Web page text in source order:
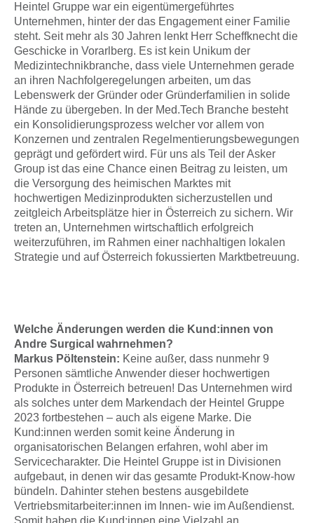
Heintel Gruppe war ein eigentümergeführtes
Unternehmen, hinter der das Engagement einer Familie
steht. Seit mehr als 30 Jahren lenkt Herr Scheffknecht die
Geschicke in Vorarlberg. Es ist kein Unikum der
Medizintechnikbranche, dass viele Unternehmen gerade
an ihren Nachfolgeregelungen arbeiten, um das
Lebenswerk der Gründer oder Gründerfamilien in solide
Hände zu übergeben. In der Med.Tech Branche besteht
ein Konsolidierungsprozess welcher vor allem von
Konzernen und zentralen Regelmentierungsbewegungen
geprägt und gefördert wird. Für uns als Teil der Asker
Group ist das eine Chance einen Beitrag zu leisten, um
die Versorgung des heimischen Marktes mit
hochwertigen Medizinprodukten sicherzustellen und
zeitgleich Arbeitsplätze hier in Österreich zu sichern. Wir
treten an, Unternehmen wirtschaftlich erfolgreich
weiterzuführen, im Rahmen einer nachhaltigen lokalen
Strategie und auf Österreich fokussierten Marktbetreuung.
Welche Änderungen werden die Kund:innen von
Andre Surgical wahrnehmen?
Markus Pöltenstein: Keine außer, dass nunmehr 9
Personen sämtliche Anwender dieser hochwertigen
Produkte in Österreich betreuen! Das Unternehmen wird
als solches unter dem Markendach der Heintel Gruppe
2023 fortbestehen – auch als eigene Marke. Die
Kund:innen werden somit keine Änderung in
organisatorischen Belangen erfahren, wohl aber im
Servicecharakter. Die Heintel Gruppe ist in Divisionen
aufgebaut, in denen wir das gesamte Produkt-Know-how
bündeln. Dahinter stehen bestens ausgebildete
Vertriebsmitarbeiter:innen im Innen- wie im Außendienst.